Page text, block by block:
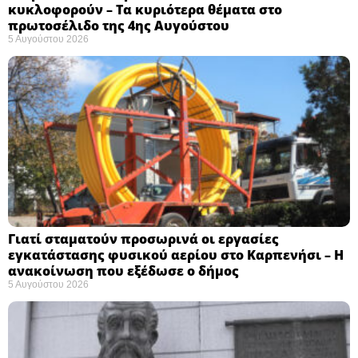
κυκλοφορούν – Τα κυριότερα θέματα στο
πρωτοσέλιδο της 4ης Αυγούστου
5 Αυγούστου 2026
Γιατί σταματούν προσωρινά οι εργασίες
εγκατάστασης φυσικού αερίου στο Καρπενήσι – Η
ανακοίνωση που εξέδωσε ο δήμος
5 Αυγούστου 2026